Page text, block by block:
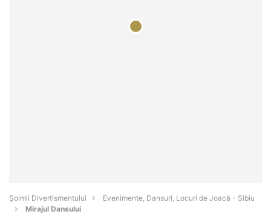
Şoimii Divertismentului
Evenimente, Dansuri, Locuri de Joacă - Sibiu
Mirajul Dansului